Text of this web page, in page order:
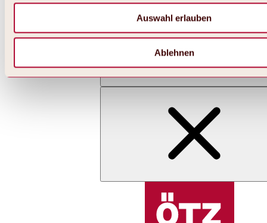
Auswahl erlauben
Ablehnen